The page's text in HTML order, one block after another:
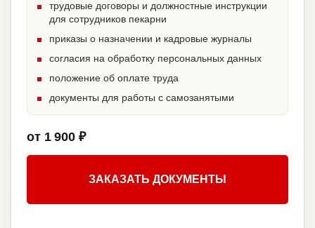
трудовые договоры и должностные инструкции
для сотрудников пекарни
приказы о назначении и кадровые журналы
согласия на обработку персональных данных
положение об оплате труда
документы для работы с самозанятыми
от 1 900 ₽
ЗАКАЗАТЬ ДОКУМЕНТЫ